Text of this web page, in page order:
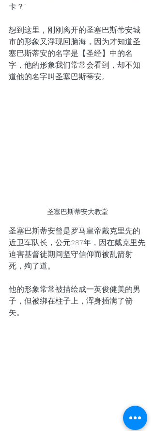
卡？”
想到这里，刚刚离开的圣塞巴斯蒂安城
市的形象又浮现回脑海，因为才知道圣
塞巴斯蒂安的名字是【圣经】中的名
字，他的形象我们常常会看到，却不知
道他的名字叫圣塞巴斯蒂安。
圣塞巴斯蒂安大教堂
圣塞巴斯蒂安曾是罗马皇帝戴克里先的
近卫军队长，公元287年，因在戴克里先
迫害基督徒期间坚守信仰而被乱箭射
死，殉了道。
他的形象常常被描绘成一英俊健美的男
子，但被绑在柱子上，浑身插满了箭
矢。